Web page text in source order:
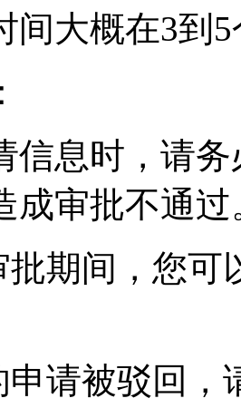
间大概在3到
信息时，请
成审批不通过
批期间，您
申请被驳回